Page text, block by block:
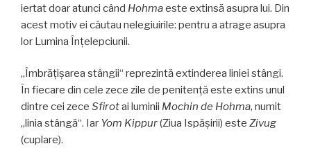
iertat doar atunci când Hohmaeste extinsă asupra lui. Din
acest motiv ei căutau nelegiuirile: pentru a atrage asupra
lor Lumina Înţelepciunii.
„Îmbrăţişarea stângii“ reprezintă extinderea liniei stângi.
În fiecare din cele zece zile de penitenţă este extins unul
dintre cei zece Sfirotai luminii Mochin de Hohma, numit
„linia stângă“. Iar Yom Kippur(Ziua Ispăşirii) este Zivug
(cuplare).